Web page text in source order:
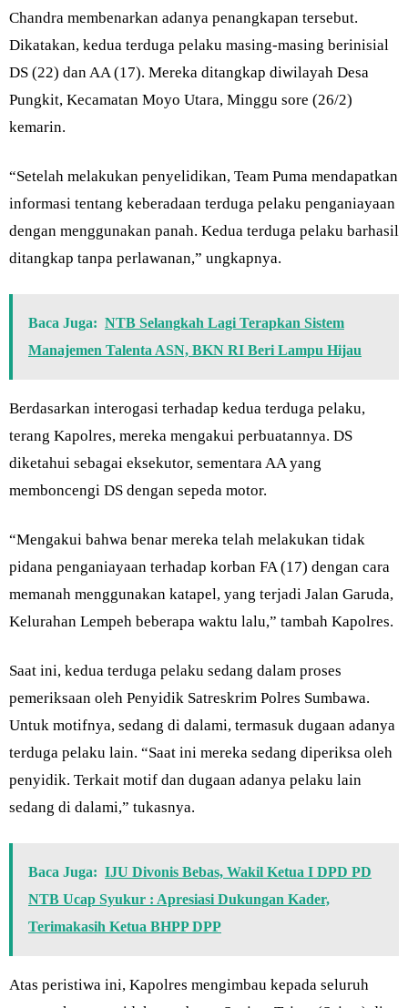
Chandra membenarkan adanya penangkapan tersebut.
Dikatakan, kedua terduga pelaku masing-masing berinisial
DS (22) dan AA (17). Mereka ditangkap diwilayah Desa
Pungkit, Kecamatan Moyo Utara, Minggu sore (26/2)
kemarin.
“Setelah melakukan penyelidikan, Team Puma mendapatkan
informasi tentang keberadaan terduga pelaku penganiayaan
dengan menggunakan panah. Kedua terduga pelaku barhasil
ditangkap tanpa perlawanan,” ungkapnya.
Baca Juga: NTB Selangkah Lagi Terapkan Sistem
Manajemen Talenta ASN, BKN RI Beri Lampu Hijau
Berdasarkan interogasi terhadap kedua terduga pelaku,
terang Kapolres, mereka mengakui perbuatannya. DS
diketahui sebagai eksekutor, sementara AA yang
memboncengi DS dengan sepeda motor.
“Mengakui bahwa benar mereka telah melakukan tidak
pidana penganiayaan terhadap korban FA (17) dengan cara
memanah menggunakan katapel, yang terjadi Jalan Garuda,
Kelurahan Lempeh beberapa waktu lalu,” tambah Kapolres.
Saat ini, kedua terduga pelaku sedang dalam proses
pemeriksaan oleh Penyidik Satreskrim Polres Sumbawa.
Untuk motifnya, sedang di dalami, termasuk dugaan adanya
terduga pelaku lain. “Saat ini mereka sedang diperiksa oleh
penyidik. Terkait motif dan dugaan adanya pelaku lain
sedang di dalami,” tukasnya.
Baca Juga: IJU Divonis Bebas, Wakil Ketua I DPD PD
NTB Ucap Syukur : Apresiasi Dukungan Kader,
Terimakasih Ketua BHPP DPP
Atas peristiwa ini, Kapolres mengimbau kepada seluruh